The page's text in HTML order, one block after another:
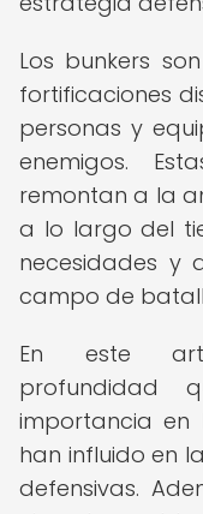
Los bunkers
fortificaciones
personas y
enemigos.
remontan a la
a lo largo del
necesidades y
campo de
En este
profundidad
importancia
han influido en
defensivas.